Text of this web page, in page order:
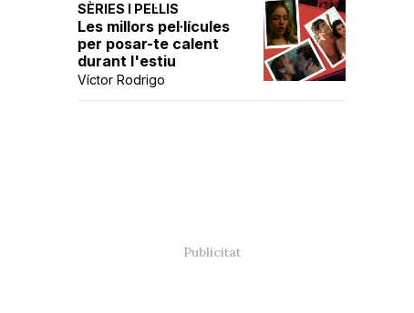
SÈRIES I PEL·LIS
Les millors pel·lícules
per posar-te calent
durant l'estiu
Víctor Rodrigo